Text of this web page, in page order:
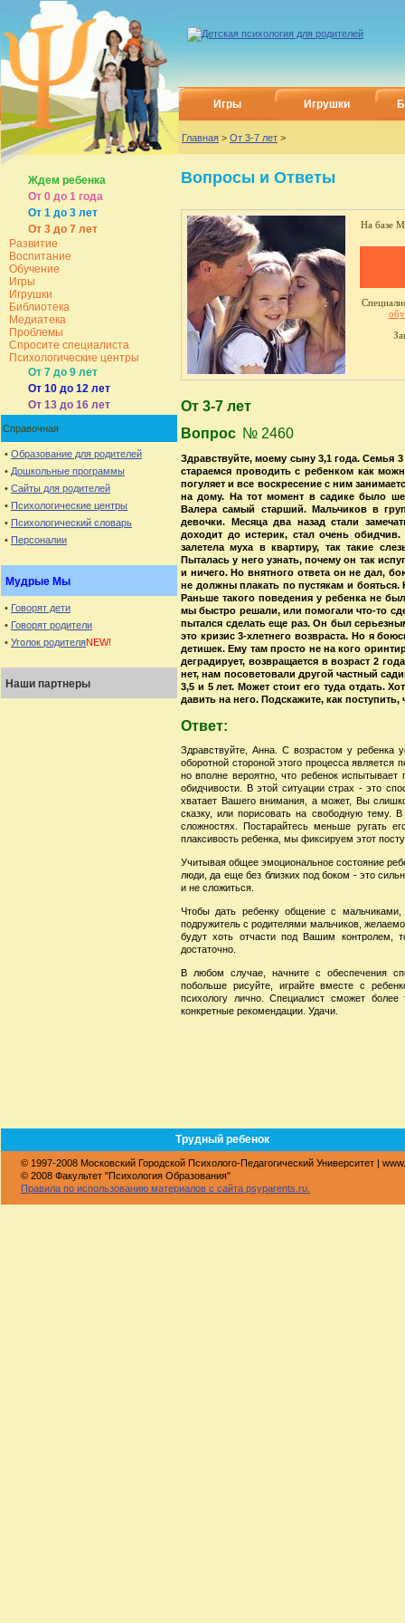
Игры Игрушки
Главная > От 3-7 лет >
Ждем ребенка
От 0 до 1 года
От 1 до 3 лет
От 3 до 7 лет
Развитие
Воспитание
Обучение
Игры
Игрушки
Библиотека
Медиатека
Проблемы
Спросите специалиста
Психологические центры
От 7 до 9 лет
От 10 до 12 лет
От 13 до 16 лет
Справочная
• Образование для родителей
• Дошкольные программы
• Сайты для родителей
• Психологические центры
• Психологический словарь
• Персоналии
Мудрые Мы
• Говорят дети
• Говорят родители
• Уголок родителяNEW!
Наши партнеры
Вопросы и Ответы
На базе
От 3-7 лет
Вопрос № 2460
Здравствуйте, моему сыну 3,1 года. Семья
стараемся проводить с ребенком как
погуляет и все воскресение с ним
на дому. На тот момент в садике было
Валера самый старший. Мальчиков в
девочки. Месяца два назад стали
доходит до истерик, стал очень
залетела муха в квартиру, так такие
Пыталась у него узнать, почему он так
и ничего. Но внятного ответа он не дал,
не должны плакать по пустякам и
Раньше такого поведения у ребенка не
мы быстро решали, или помогали что-то
пытался сделать еще раз. Он был
это кризис 3-хлетнего возвраста. Но я
детишек. Ему там просто не на кого
деградирует, возвращается в возраст 2
нет, нам посоветовали другой частный
3,5 и 5 лет. Может стоит его туда отдать.
давить на него. Подскажите, как
Ответ:
Здравствуйте, Анна. С возрастом у ребенка
оборотной стороной этого процесса
но вполне вероятно, что ребенок
обидчивости. В этой ситуации страх - это
хватает Вашего внимания, а может, Вы
сказку, или порисовать на свободную тему.
сложностях. Постарайтесь меньше ругать
плаксивость ребенка, мы фиксируем этот
Учитывая общее эмоциональное состояние
люди, да еще без близких под боком - это
и не сложиться.
Чтобы дать ребенку общение с
подружитель с родителями мальчиков,
будут хоть отчасти под Вашим контролем,
достаточно.
В любом случае, начните с обеспечения
побольше рисуйте, играйте вместе с
психологу лично. Специалист сможет
конкретные рекомендации. Удачи.
Трудный ребенок
© 1997-2008 Московский Городской Психолого-Педагогический Университет |
© 2008 Факультет "Психология Образования"
Правила по использованию материалов с сайта psyparents.ru.